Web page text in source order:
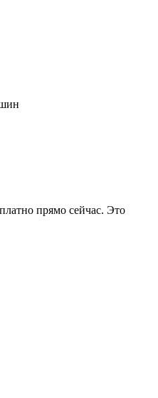
прямо сейчас. Это